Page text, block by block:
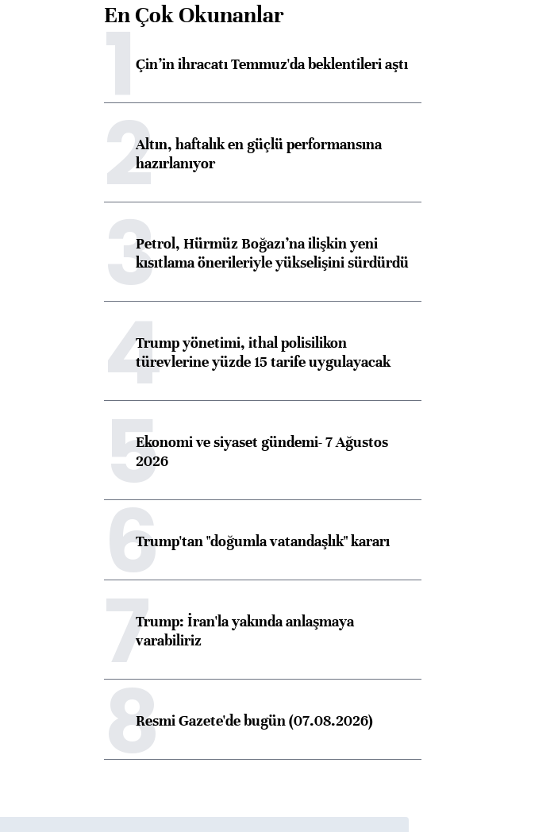
En Çok Okunanlar
1Çin’in ihracatı Temmuz'da beklentileri aştı
2Altın, haftalık en güçlü performansına
hazırlanıyor
3Petrol, Hürmüz Boğazı’na ilişkin yeni
kısıtlama önerileriyle yükselişini sürdürdü
4Trump yönetimi, ithal polisilikon
türevlerine yüzde 15 tarife uygulayacak
5Ekonomi ve siyaset gündemi- 7 Ağustos
2026
6Trump'tan "doğumla vatandaşlık" kararı
7Trump: İran'la yakında anlaşmaya
varabiliriz
8Resmi Gazete'de bugün (07.08.2026)